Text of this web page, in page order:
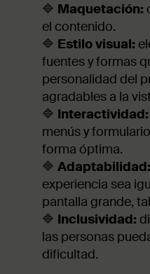
🔷 Maquetación:
el contenido.
🔷 Estilo visual:
fuentes y formas
personalidad del
agradables a la
🔷 Interactividad:
menús y
forma óptima.
🔷 Adaptabilidad:
experiencia sea
pantalla grande,
🔷 Inclusividad:
las personas
dificultad.